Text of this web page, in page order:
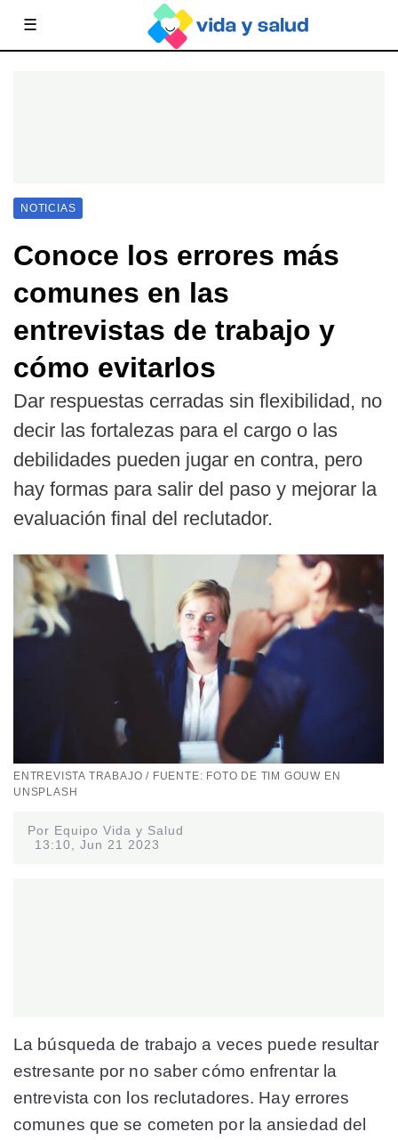
☰
NOTICIAS
Conoce los errores más
comunes en las
entrevistas de trabajo y
cómo evitarlos
Dar respuestas cerradas sin flexibilidad, no
decir las fortalezas para el cargo o las
debilidades pueden jugar en contra, pero
hay formas para salir del paso y mejorar la
evaluación final del reclutador.
ENTREVISTA TRABAJO / FUENTE: FOTO DE TIM GOUW EN
UNSPLASH
Por Equipo Vida y Salud
13:10, Jun 21 2023
La búsqueda de trabajo a veces puede resultar
estresante por no saber cómo enfrentar la
entrevista con los reclutadores. Hay errores
comunes que se cometen por la ansiedad del